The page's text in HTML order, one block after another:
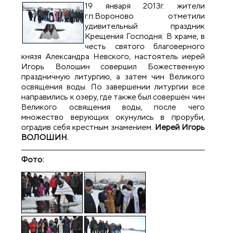
19 января 2013г. жители
г.п.Вороново отметили
удивительный праздник
Крещения Господня. В храме, в
честь святого благоверного
князя Александра Невского, настоятель иерей
Игорь Волошин совершил Божественную
праздничную литургию, а затем чин Великого
освящения воды. По завершении литургии все
направились к озеру, где также был совершён чин
Великого освящения воды, после чего
множество верующих окунулись в проруби,
оградив себя крестным знамением. Иерей Игорь
ВОЛОШИН.
Фото: